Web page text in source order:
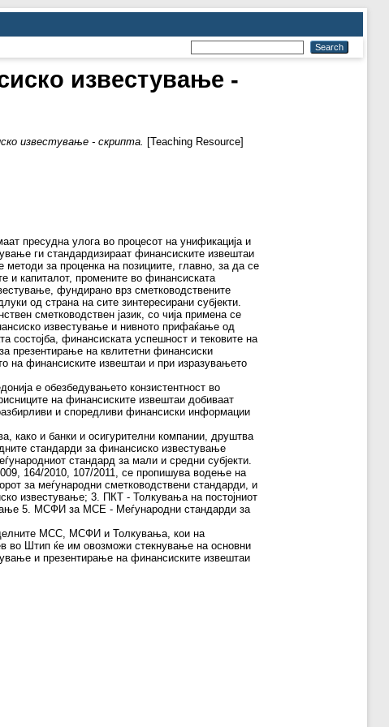
известување -
известување - скрипта.
[Teaching Resource]
пресудна улога во процесот на унификација и
ги стандардизираат финансиските извештаи
за проценка на позициите, главно, за да се
и капиталот, промените во финансиската
фундирано врз сметководствените
од страна на сите зинтересирани субјекти.
сметководствен јазик, со чија примена се
известување и нивното прифаќање од
состојба, финансиската успешност и тековите на
презентирање на квлитетни финансиски
на финансиските извештаи и при изразувањето
е обезбедувањето конзистентност во
на финансиските извештаи добиваат
и споредливи финансиски информации
како и банки и осигурителни компании, друштва
стандарди за финансиско известување
стандард за мали и средни субјекти.
164/2010, 107/2011, се пропишува водење на
за меѓународни сметководствени стандарди, и
известување; 3. ПКТ - Толкувања на постојниот
5. МСФИ за МСЕ - Меѓународни стандарди за
МСС, МСФИ и Толкувања, кои на
во Штип ќе им овозможи стекнување на основни
и презентирање на финансиските извештаи